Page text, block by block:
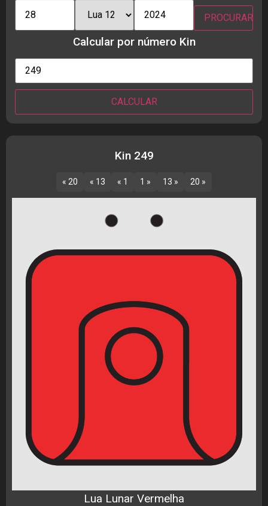
Calcular por número Kin
Kin 249
« 20 « 13 « 1 1 » 13 » 20 »
Lua Lunar Vermelha